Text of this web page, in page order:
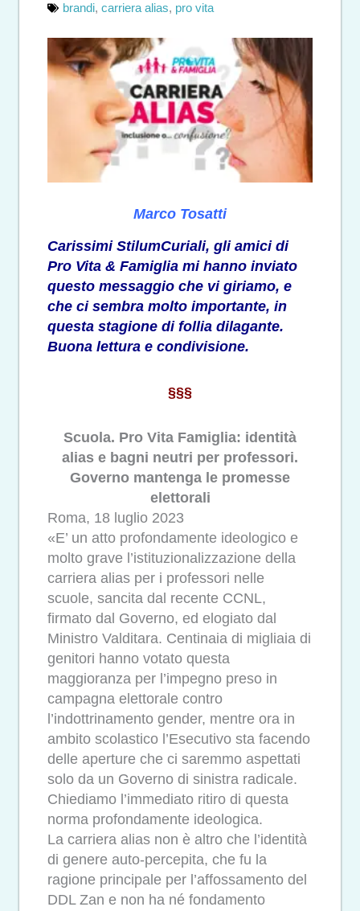
brandi, carriera alias, pro vita
Marco Tosatti
Carissimi StilumCuriali, gli amici di
Pro Vita & Famiglia mi hanno inviato
questo messaggio che vi giriamo, e
che ci sembra molto importante, in
questa stagione di follia dilagante.
Buona lettura e condivisione.
§§§
Scuola. Pro Vita Famiglia: identità
alias e bagni neutri per professori.
Governo mantenga le promesse
elettorali
Roma, 18 luglio 2023
«E’ un atto profondamente ideologico e
molto grave l’istituzionalizzazione della
carriera alias per i professori nelle
scuole, sancita dal recente CCNL,
firmato dal Governo, ed elogiato dal
Ministro Valditara. Centinaia di migliaia di
genitori hanno votato questa
maggioranza per l’impegno preso in
campagna elettorale contro
l’indottrinamento gender, mentre ora in
ambito scolastico l’Esecutivo sta facendo
delle aperture che ci saremmo aspettati
solo da un Governo di sinistra radicale.
Chiediamo l’immediato ritiro di questa
norma profondamente ideologica.
La carriera alias non è altro che l’identità
di genere auto-percepita, che fu la
ragione principale per l’affossamento del
DDL Zan e non ha né fondamento